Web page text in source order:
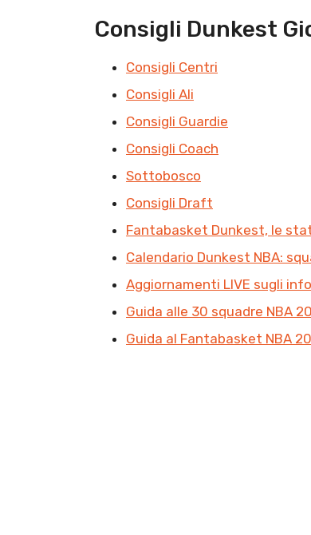
Consigli Dunkest
Consigli Centri
Consigli Ali
Consigli Guardie
Consigli Coach
Sottobosco
Consigli Draft
Fantabasket Dunkest, le
Calendario Dunkest NBA:
Aggiornamenti LIVE sugli
Guida alle 30 squadre NBA
Guida al Fantabasket NBA